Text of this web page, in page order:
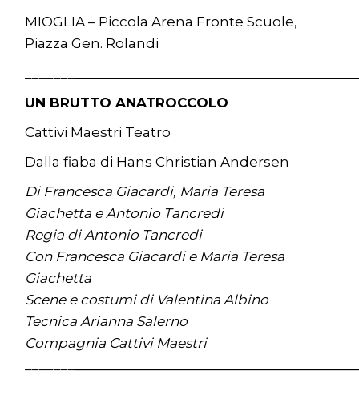
MIOGLIA – Piccola Arena Fronte Scuole,
Piazza Gen. Rolandi
UN BRUTTO ANATROCCOLO
Cattivi Maestri Teatro
Dalla fiaba di Hans Christian Andersen
Di Francesca Giacardi, Maria Teresa
Giachetta e Antonio Tancredi
Regia di Antonio Tancredi
Con Francesca Giacardi e Maria Teresa
Giachetta
Scene e costumi di Valentina Albino
Tecnica Arianna Salerno
Compagnia Cattivi Maestri